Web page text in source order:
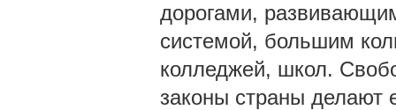
дорогами,
системой, большим
колледжей, школ.
законы страны